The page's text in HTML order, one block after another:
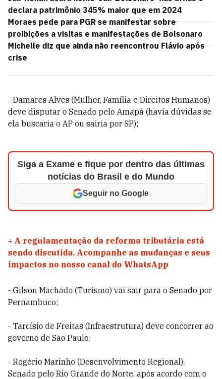
declara patrimônio 345% maior que em 2024
Moraes pede para PGR se manifestar sobre
proibições a visitas e manifestações de Bolsonaro
Michelle diz que ainda não reencontrou Flávio após
crise
- Damares Alves (Mulher, Família e Direitos Humanos)
deve disputar o Senado pelo Amapá (havia dúvidas se
ela buscaria o AP ou sairia por SP);
Siga a Exame e fique por dentro das últimas
notícias do Brasil e do Mundo
Seguir no Google
+ A regulamentação da reforma tributária está
sendo discutida. Acompanhe as mudanças e seus
impactos no nosso canal do WhatsApp
- Gilson Machado (Turismo) vai sair para o Senado por
Pernambuco;
- Tarcísio de Freitas (Infraestrutura) deve concorrer ao
governo de São Paulo;
- Rogério Marinho (Desenvolvimento Regional),
Senado pelo Rio Grande do Norte, após acordo com o